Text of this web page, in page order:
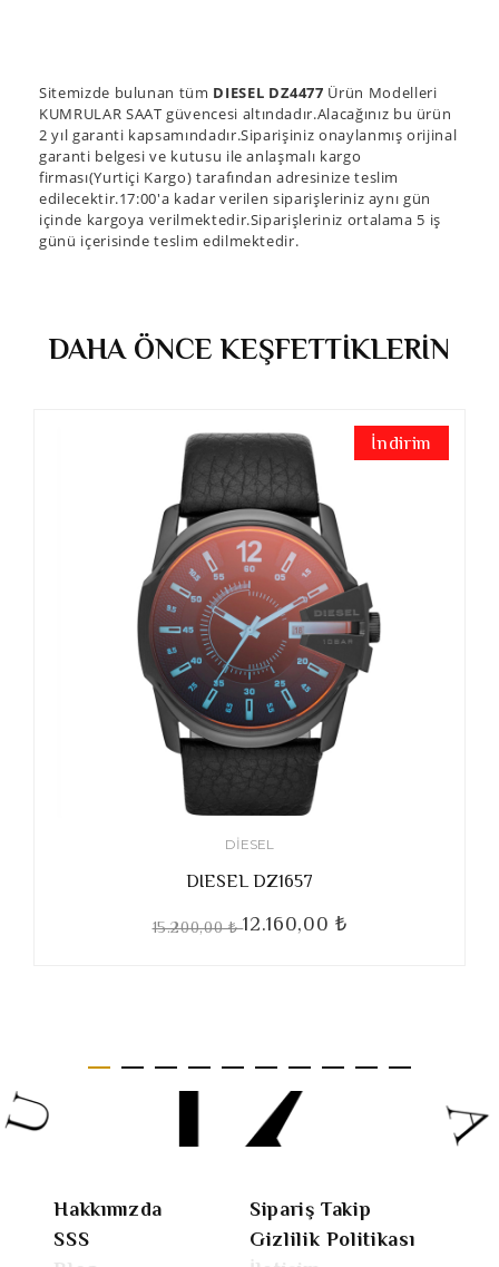
Sitemizde bulunan tüm DIESEL DZ4477 Ürün Modelleri
KUMRULAR SAAT güvencesi altındadır.Alacağınız bu ürün
2 yıl garanti kapsamındadır.Siparişiniz onaylanmış orijinal
garanti belgesi ve kutusu ile anlaşmalı kargo
firması(Yurtiçi Kargo) tarafından adresinize teslim
edilecektir.17:00'a kadar verilen siparişleriniz aynı gün
içinde kargoya verilmektedir.Siparişleriniz ortalama 5 iş
günü içerisinde teslim edilmektedir.
DAHA ÖNCE KEŞFETTİKLERİN
İndirim
DIESEL
DIESEL DZ1657
15.200,00 ₺12.160,00 ₺
Hakkımızda
Sipariş Takip
SSS
Gizlilik Politikası